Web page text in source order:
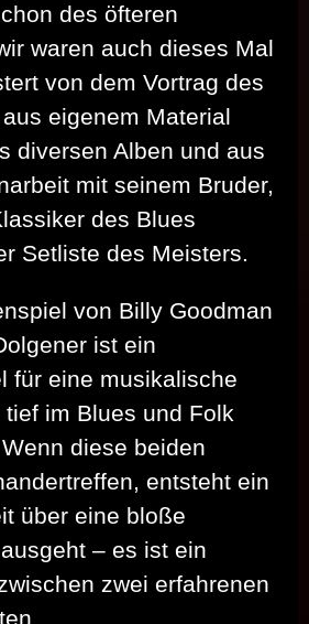
des öfteren
waren auch dieses Mal
von dem Vortrag des
eigenem Material
diversen Alben und aus
mit seinem Bruder,
des Blues
Setliste des Meisters.
von Billy Goodman
ist ein
für eine musikalische
im Blues und Folk
diese beiden
entsteht ein
über eine bloße
– es ist ein
zwei erfahrenen